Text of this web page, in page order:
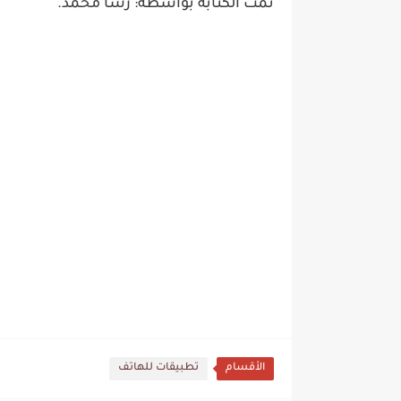
تمت الكتابة بواسطة: رشا محمد.
الأقسام تطبيقات للهاتف